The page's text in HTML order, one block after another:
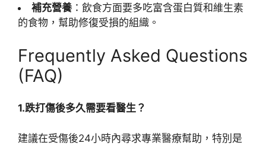
補充營養：飲食方面要多吃富含蛋白質和維生素
的食物，幫助修復受損的組織。
Frequently Asked Questions
(FAQ)
1.跌打傷後多久需要看醫生？
建議在受傷後24小時內尋求專業醫療幫助，特別是